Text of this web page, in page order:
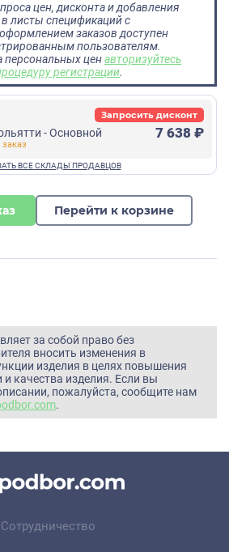
цен, дисконта и добавления
листы спецификаций с
заказов доступен
пользователям.
ценавторизуйтесь
регистрации.
- Основной 7 638 ₽
Запросить дисконт
Перейти к корзине
за собой право без
вносить изменения в
изделия в целях повышения
и качества изделия. Если вы
пожалуйста, сообщите нам
.
Сотрудничество